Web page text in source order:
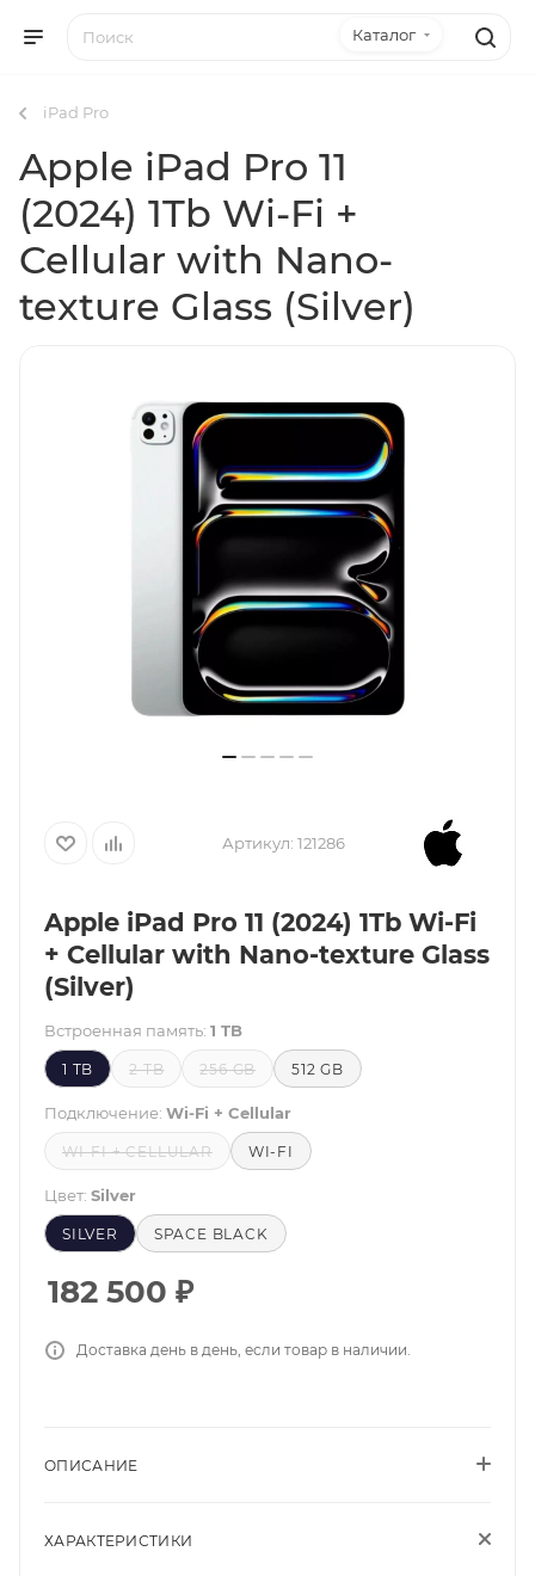
Каталог
iPad Pro
Apple iPad Pro 11
(2024) 1Tb Wi-Fi +
Cellular with Nano-
texture Glass (Silver)
Артикул: 121286
Apple iPad Pro 11 (2024) 1Tb Wi-Fi
+ Cellular with Nano-texture Glass
(Silver)
Встроенная память: 1 TB
1 TB 2 TB 256 GB 512 GB
Подключение: Wi-Fi + Cellular
WI-FI + CELLULAR WI-FI
Цвет: Silver
SILVER SPACE BLACK
182 500 ₽
Доставка день в день, если товар в наличии.
ОПИСАНИЕ
ХАРАКТЕРИСТИКИ